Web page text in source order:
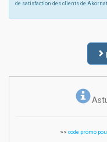
de satisfaction des clients de
>> code promo